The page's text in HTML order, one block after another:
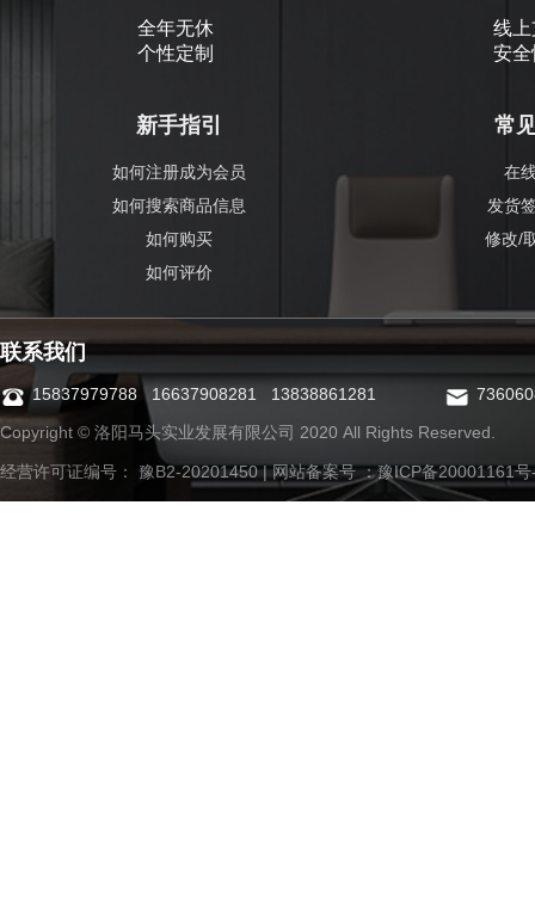
全年无休
个性定制
线
安
新手指引
如何注册成为会员
如何搜索商品信息
如何购买
如何评价
常
在
发货
修改/
联系我们
15837979788 16637908281 13838861281
Copyright © 洛阳马头实业发展有限公司 2020 All Rights Reserved.
经营许可证编号： 豫B2-20201450 | 网站备案号 ：豫ICP备20001161号